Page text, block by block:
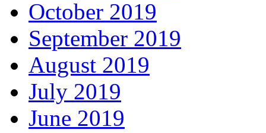
October 2019
September 2019
August 2019
July 2019
June 2019